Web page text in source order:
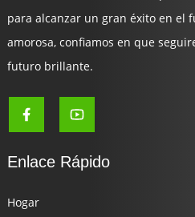
para alcanzar un gran éxito en el
amorosa, confiamos en que
futuro brillante.
Enlace Rápido
Hogar